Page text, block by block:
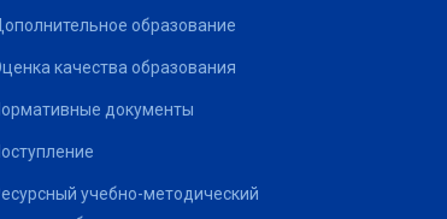
образование
качества образования
документы
учебно-методический